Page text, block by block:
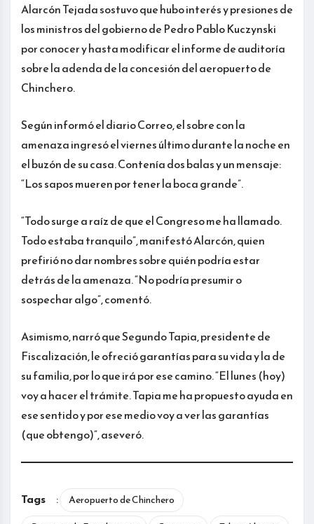
Alarcón Tejada sostuvo que hubo interés y presiones de
los ministros del gobierno de Pedro Pablo Kuczynski
por conocer y hasta modificar el informe de auditoría
sobre la adenda de la concesión del aeropuerto de
Chinchero.
Según informó el diario Correo, el sobre con la
amenaza ingresó el viernes último durante la noche en
el buzón de su casa. Contenía dos balas y un mensaje:
“Los sapos mueren por tener la boca grande”.
“Todo surge a raíz de que el Congreso me ha llamado.
Todo estaba tranquilo”, manifestó Alarcón, quien
prefirió no dar nombres sobre quién podría estar
detrás de la amenaza. “No podría presumir o
sospechar algo”, comentó.
Asimismo, narró que Segundo Tapia, presidente de
Fiscalización, le ofreció garantías para su vida y la de
su familia, por lo que irá por ese camino. “El lunes (hoy)
voy a hacer el trámite. Tapia me ha propuesto ayuda en
ese sentido y por ese medio voy a ver las garantías
(que obtengo)”, aseveró.
Tags :
Aeropuerto de Chinchero